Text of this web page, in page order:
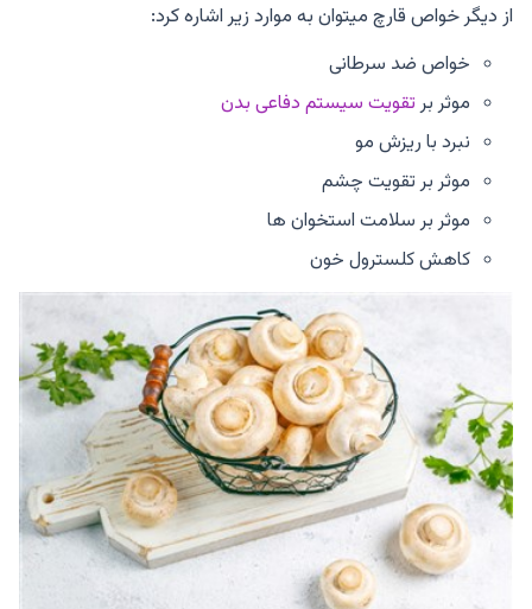
از دیگر خواص قارچ می­توان به موارد زیر اشاره کرد:
خواص ضد سرطانی
موثر بر تقویت سیستم دفاعی بدن
نبرد با ریزش مو
موثر بر تقویت چشم
موثر بر سلامت استخوان ها
کاهش کلسترول خون